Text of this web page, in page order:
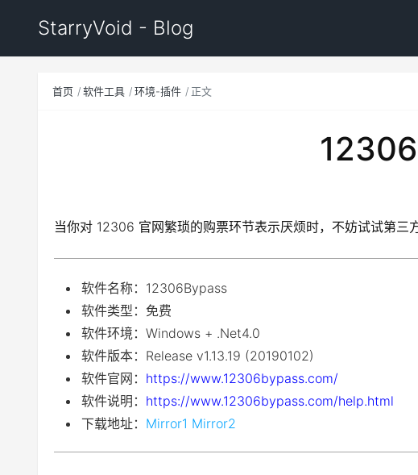
StarryVoid - Blog
首页 软件工具 环境-插件 正文
当你对 12306 官网繁琐的购票环节表示厌烦时，不妨试试第三
软件名称：12306Bypass
软件类型：免费
软件环境：Windows + .Net4.0
软件版本：Release v1.13.19 (20190102)
软件官网： https://www.12306bypass.com/
软件说明： https://www.12306bypass.com/help.html
下载地址： Mirror1 Mirror2